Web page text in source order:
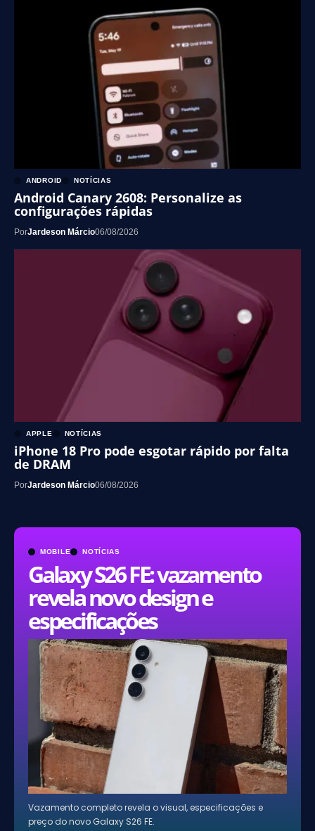
MOBILE NOTÍCIAS
Galaxy S26 FE: vazamento
revela novo design e
especificações
Vazamento completo revela o visual, especificações e
preço do novo Galaxy S26 FE.
ANDROID NOTÍCIAS
Android Canary 2608: Personalize as
configurações rápidas
PorJardeson Márcio06/08/2026
APPLE NOTÍCIAS
iPhone 18 Pro pode esgotar rápido por falta
de DRAM
PorJardeson Márcio06/08/2026